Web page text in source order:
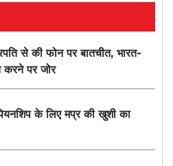
से की फोन पर बातचीत, भारत-
पर जोर
के लिए मप्र की खुशी का